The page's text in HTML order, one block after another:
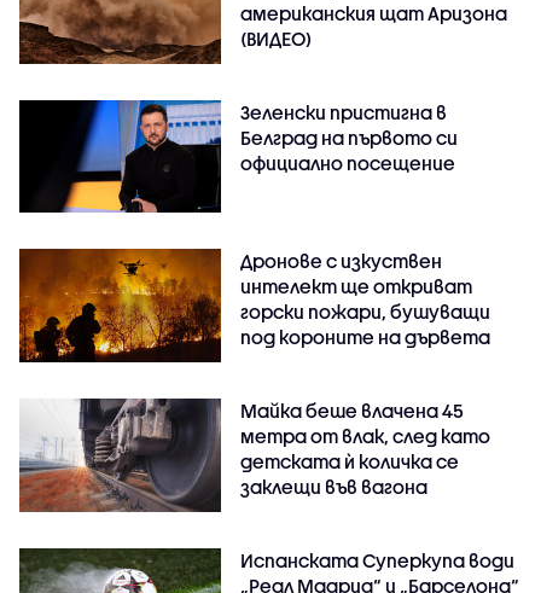
американския щат Аризона
(ВИДЕО)
Зеленски пристигна в
Белград на първото си
официално посещение
Дронове с изкуствен
интелект ще откриват
горски пожари, бушуващи
под короните на дървета
Майка беше влачена 45
метра от влак, след като
детската ѝ количка се
заклещи във вагона
Испанската Суперкупа води
„Реал Мадрид“ и „Барселона“